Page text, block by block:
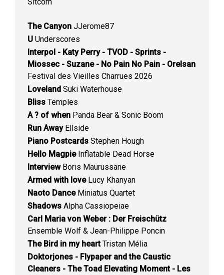
The Canyon JJerome87
U Underscores
Interpol - Katy Perry - TVOD - Sprints -
Miossec - Suzane - No Pain No Pain - Orelsan
Festival des Vieilles Charrues 2026
Loveland Suki Waterhouse
Bliss Temples
A ? of when Panda Bear & Sonic Boom
Run AwayEllside
Piano Postcards Stephen Hough
Hello MagpieInflatable Dead Horse
InterviewBoris Maurussane
Armed with loveLucy Khanyan
Naoto DanceMiniatus Quartet
Shadows Alpha Cassiopeiae
Carl Maria von Weber : Der Freischütz
Ensemble Wolf & Jean-Philippe Poncin
The Bird in my heartTristan Mélia
Doktorjones - Flypaper and the Caustic
Cleaners - The Toad Elevating Moment - Les